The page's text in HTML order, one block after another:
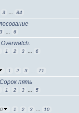
3 84
3 6
1 2 3 6
1 2 3 71
пять
1 2 3 5
1 2 3 10